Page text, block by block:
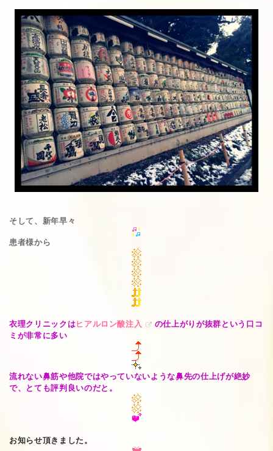
そして、新年早々
患者様から
衣理クリニックはヒアルロン酸注入
の仕上がりが抜群という口コ
ミが非常に多い
流れない鼻筋や他院ではやっていないような鼻先の仕上げが絶妙
で、とても評判良いのだと。
お知らせ頂きました。